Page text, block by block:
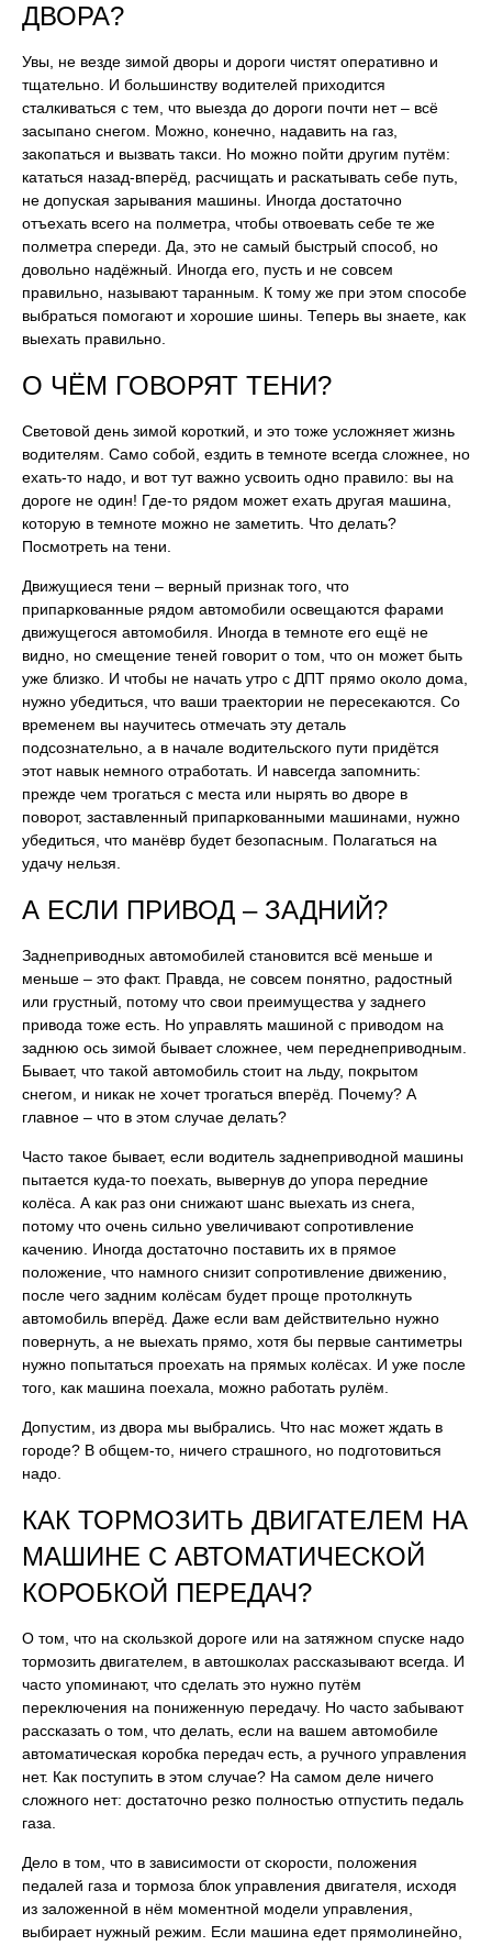
ДВОРА?
Увы, не везде зимой дворы и дороги чистят оперативно и
тщательно. И большинству водителей приходится
сталкиваться с тем, что выезда до дороги почти нет – всё
засыпано снегом. Можно, конечно, надавить на газ,
закопаться и вызвать такси. Но можно пойти другим путём:
кататься назад-вперёд, расчищать и раскатывать себе путь,
не допуская зарывания машины. Иногда достаточно
отъехать всего на полметра, чтобы отвоевать себе те же
полметра спереди. Да, это не самый быстрый способ, но
довольно надёжный. Иногда его, пусть и не совсем
правильно, называют таранным. К тому же при этом способе
выбраться помогают и хорошие шины. Теперь вы знаете, как
выехать правильно.
О ЧЁМ ГОВОРЯТ ТЕНИ?
Световой день зимой короткий, и это тоже усложняет жизнь
водителям. Само собой, ездить в темноте всегда сложнее, но
ехать-то надо, и вот тут важно усвоить одно правило: вы на
дороге не один! Где-то рядом может ехать другая машина,
которую в темноте можно не заметить. Что делать?
Посмотреть на тени.
Движущиеся тени – верный признак того, что
припаркованные рядом автомобили освещаются фарами
движущегося автомобиля. Иногда в темноте его ещё не
видно, но смещение теней говорит о том, что он может быть
уже близко. И чтобы не начать утро с ДПТ прямо около дома,
нужно убедиться, что ваши траектории не пересекаются. Со
временем вы научитесь отмечать эту деталь
подсознательно, а в начале водительского пути придётся
этот навык немного отработать. И навсегда запомнить:
прежде чем трогаться с места или нырять во дворе в
поворот, заставленный припаркованными машинами, нужно
убедиться, что манёвр будет безопасным. Полагаться на
удачу нельзя.
А ЕСЛИ ПРИВОД – ЗАДНИЙ?
Заднеприводных автомобилей становится всё меньше и
меньше – это факт. Правда, не совсем понятно, радостный
или грустный, потому что свои преимущества у заднего
привода тоже есть. Но управлять машиной с приводом на
заднюю ось зимой бывает сложнее, чем переднеприводным.
Бывает, что такой автомобиль стоит на льду, покрытом
снегом, и никак не хочет трогаться вперёд. Почему? А
главное – что в этом случае делать?
Часто такое бывает, если водитель заднеприводной машины
пытается куда-то поехать, вывернув до упора передние
колёса. А как раз они снижают шанс выехать из снега,
потому что очень сильно увеличивают сопротивление
качению. Иногда достаточно поставить их в прямое
положение, что намного снизит сопротивление движению,
после чего задним колёсам будет проще протолкнуть
автомобиль вперёд. Даже если вам действительно нужно
повернуть, а не выехать прямо, хотя бы первые сантиметры
нужно попытаться проехать на прямых колёсах. И уже после
того, как машина поехала, можно работать рулём.
Допустим, из двора мы выбрались. Что нас может ждать в
городе? В общем-то, ничего страшного, но подготовиться
надо.
КАК ТОРМОЗИТЬ ДВИГАТЕЛЕМ НА
МАШИНЕ С АВТОМАТИЧЕСКОЙ
КОРОБКОЙ ПЕРЕДАЧ?
О том, что на скользкой дороге или на затяжном спуске надо
тормозить двигателем, в автошколах рассказывают всегда. И
часто упоминают, что сделать это нужно путём
переключения на пониженную передачу. Но часто забывают
рассказать о том, что делать, если на вашем автомобиле
автоматическая коробка передач есть, а ручного управления
нет. Как поступить в этом случае? На самом деле ничего
сложного нет: достаточно резко полностью отпустить педаль
газа.
Дело в том, что в зависимости от скорости, положения
педалей газа и тормоза блок управления двигателя, исходя
из заложенной в нём моментной модели управления,
выбирает нужный режим. Если машина едет прямолинейно,